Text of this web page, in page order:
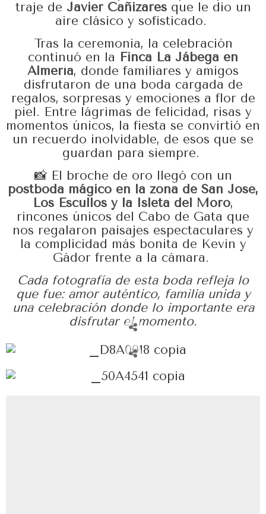
traje de Javier Cañizaresque le dio un
aire clásico y sofisticado.
Tras la ceremonia, la celebración
continuó en la
Finca La Jábega en
Almería, donde familiares y amigos
disfrutaron de una boda cargada de
regalos, sorpresas y emociones a flor de
piel. Entre lágrimas de felicidad, risas y
momentos únicos, la fiesta se convirtió en
un recuerdo inolvidable, de esos que se
guardan para siempre.
📸 El broche de oro llegó con un
postboda mágico en la zona de San José,
Los Escullos y la Isleta del Moro,
rincones únicos del Cabo de Gata que
nos regalaron paisajes espectaculares y
la complicidad más bonita de Kevin y
Gádor frente a la cámara.
Cada fotografía de esta boda refleja lo
que fue: amor auténtico, familia unida y
una celebración donde lo importante era
disfrutar el momento.